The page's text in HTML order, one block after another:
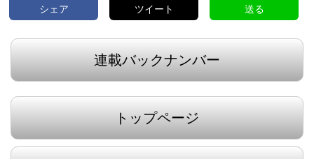
シェア ツイート 送る
連載バックナンバー
トップページ